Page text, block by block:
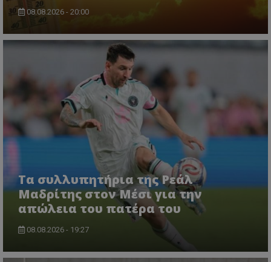
08.08.2026 - 20:00
Τα συλλυπητήρια της Ρεάλ
Μαδρίτης στον Μέσι για την
απώλεια του πατέρα του
08.08.2026 - 19:27